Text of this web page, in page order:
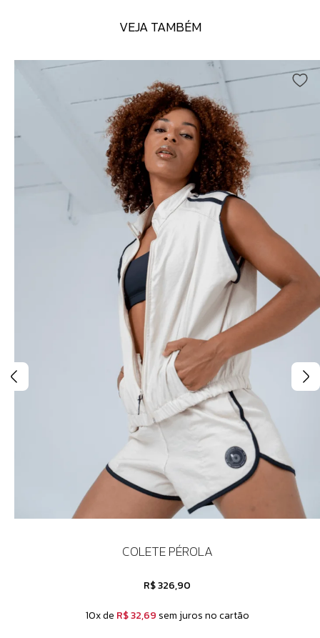
VEJA TAMBÉM
COLETE PÉROLA
R$ 326,90
10x de R$ 32,69 sem juros no cartão